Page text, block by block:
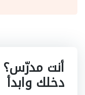
أنت مدرّس؟
دخلك وابدأ